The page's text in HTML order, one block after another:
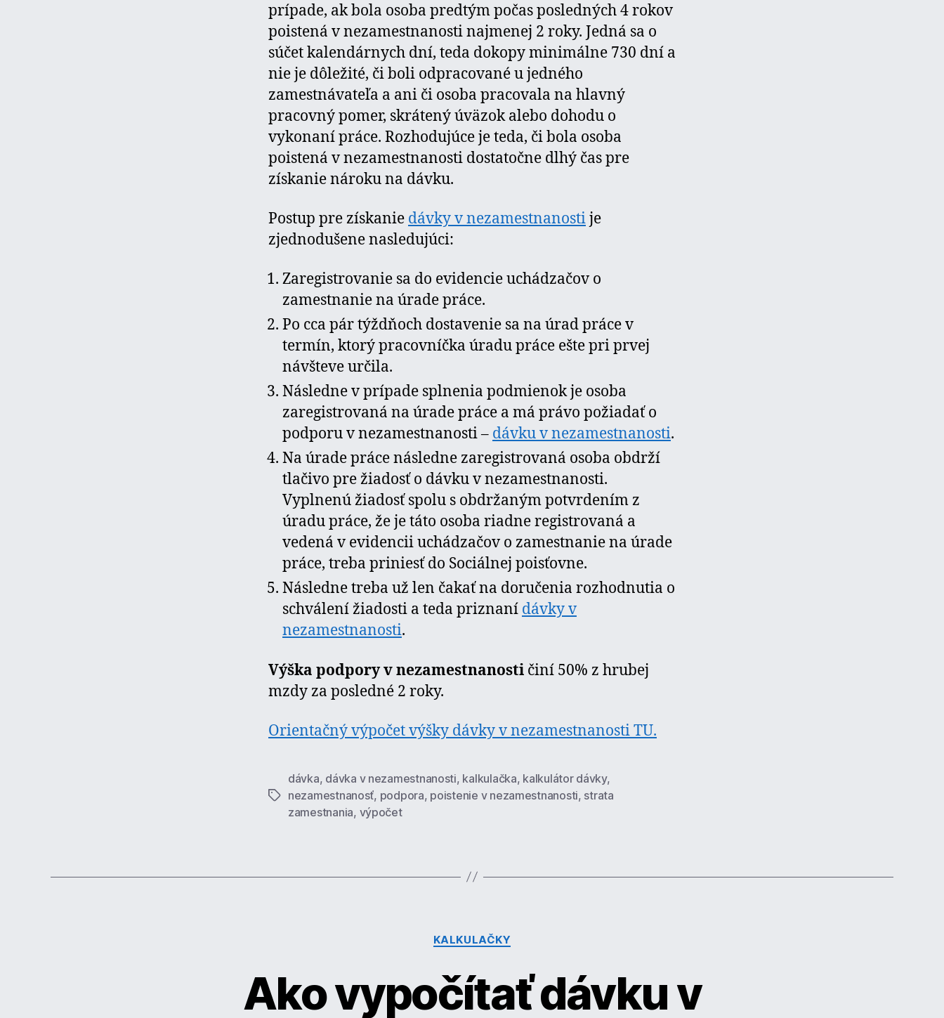
prípade, ak bola osoba predtým počas posledných 4 rokov
poistená v nezamestnanosti najmenej 2 roky. Jedná sa o
súčet kalendárnych dní, teda dokopy minimálne 730 dní a
nie je dôležité, či boli odpracované u jedného
zamestnávateľa a ani či osoba pracovala na hlavný
pracovný pomer, skrátený úväzok alebo dohodu o
vykonaní práce. Rozhodujúce je teda, či bola osoba
poistená v nezamestnanosti dostatočne dlhý čas pre
získanie nároku na dávku.
Postup pre získanie dávky v nezamestnanostije
zjednodušene nasledujúci:
Zaregistrovanie sa do evidencie uchádzačov o
zamestnanie na úrade práce.
Po cca pár týždňoch dostavenie sa na úrad práce v
termín, ktorý pracovníčka úradu práce ešte pri prvej
návšteve určila.
Následne v prípade splnenia podmienok je osoba
zaregistrovaná na úrade práce a má právo požiadať o
podporu v nezamestnanosti – dávku v nezamestnanosti.
Na úrade práce následne zaregistrovaná osoba obdrží
tlačivo pre žiadosť o dávku v nezamestnanosti.
Vyplnenú žiadosť spolu s obdržaným potvrdením z
úradu práce, že je táto osoba riadne registrovaná a
vedená v evidencii uchádzačov o zamestnanie na úrade
práce, treba priniesť do Sociálnej poisťovne.
Následne treba už len čakať na doručenia rozhodnutia o
schválení žiadosti a teda priznaní dávky v
nezamestnanosti.
Výška podpory v nezamestnanosti činí 50% z hrubej
mzdy za posledné 2 roky.
Orientačný výpočet výšky dávky v nezamestnanosti TU.
Značky
dávka, dávka v nezamestnanosti, kalkulačka, kalkulátor dávky,
nezamestnanosť, podpora, poistenie v nezamestnanosti, strata
zamestnania, výpočet
Kategórie
KALKULAČKY
Ako vypočítať dávku v